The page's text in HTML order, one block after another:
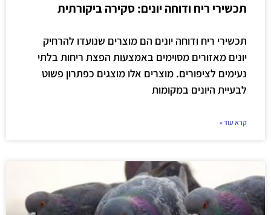
תכשירי ריח ודוחה יונים: סקירה ביקורתית
תכשירי ריח ודוחה יונים הם מוצרים שנועדו להרחיק
יונים מאזורים מסוימים באמצעות הפצת ריחות בלתי
נעימים לציפורים. מוצרים אלו מוצגים כפתרון פשוט
לבעיית היונים במקומות
קרא עוד »